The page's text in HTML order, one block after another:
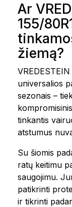
Ar
155/
žiemą?
universalios
sezonais –
tinkantis
atstumus
Su šiomis
ratų keitimu
saugojimu.
patikrinti
ir tikrinti